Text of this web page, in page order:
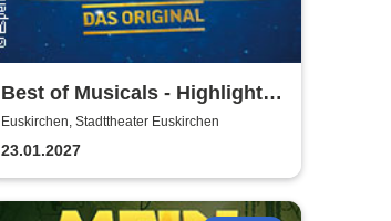
Best of Musicals - Highlights
aus über 20 Musicals
Euskirchen, Stadttheater Euskirchen
23.01.2027